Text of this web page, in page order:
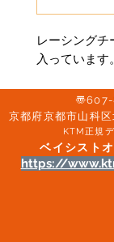
レーシング
入っています。
〠
京都府京都市山科
KTM正規
ベイシスト
https://